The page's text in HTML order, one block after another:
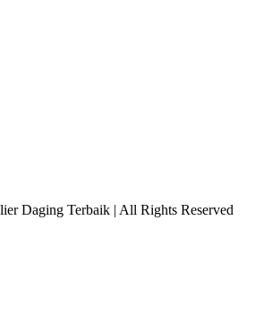
Daging Terbaik | All Rights Reserved